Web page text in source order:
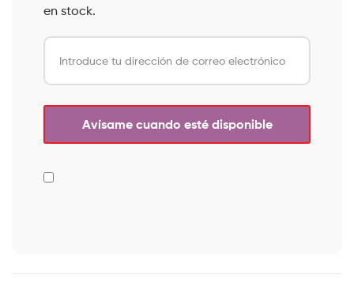
en stock.